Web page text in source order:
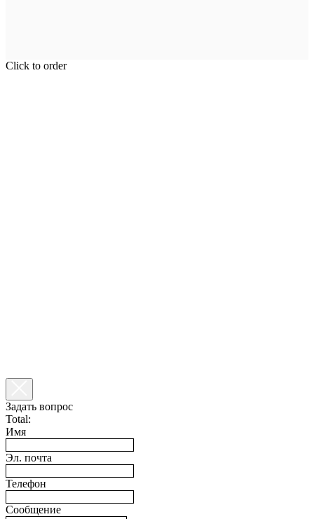
Click to order
Задать вопрос
Total:
Имя
Эл. почта
Телефон
Сообщение